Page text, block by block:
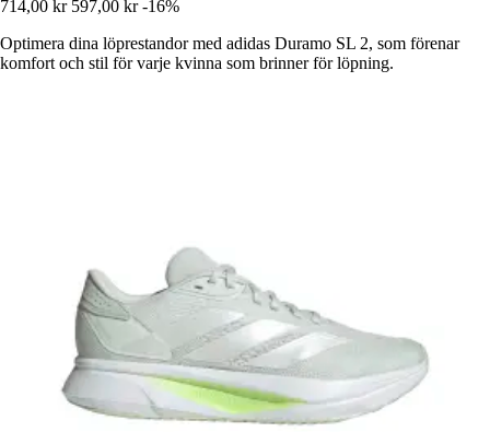
714,00 kr 597,00 kr -16%
Optimera dina löprestandor med adidas Duramo SL 2, som förenar
komfort och stil för varje kvinna som brinner för löpning.